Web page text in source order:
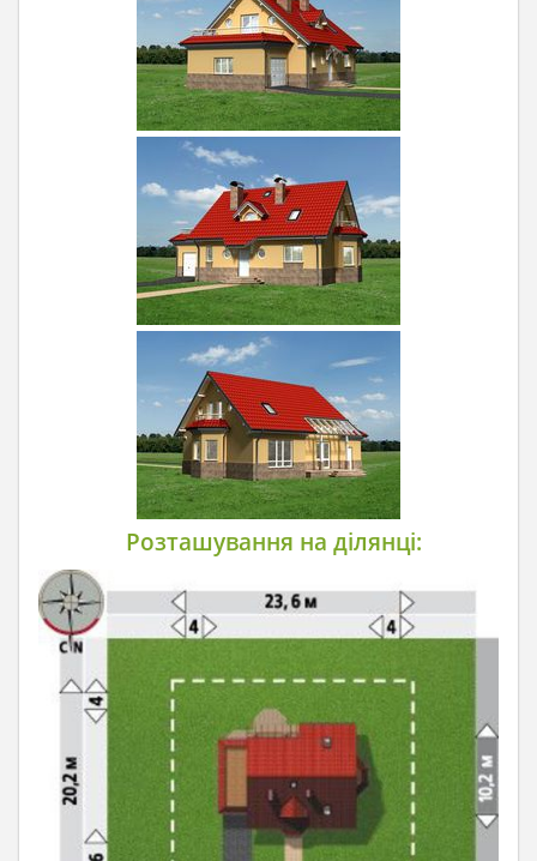
Розташування на ділянці: